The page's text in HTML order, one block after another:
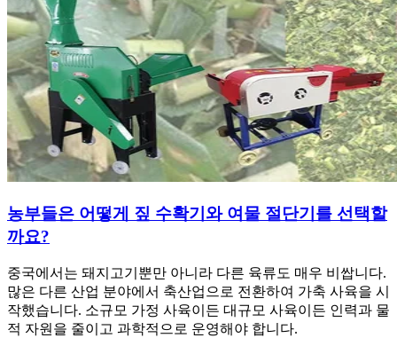
농부들은 어떻게 짚 수확기와 여물 절단기를 선택할
까요?
중국에서는 돼지고기뿐만 아니라 다른 육류도 매우 비쌉니다.
많은 다른 산업 분야에서 축산업으로 전환하여 가축 사육을 시
작했습니다. 소규모 가정 사육이든 대규모 사육이든 인력과 물
적 자원을 줄이고 과학적으로 운영해야 합니다.